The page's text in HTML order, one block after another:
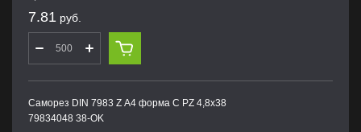
7.81 руб.
Саморез DIN 7983 Z А4 форма С PZ 4,8х38
79834048 38-OK